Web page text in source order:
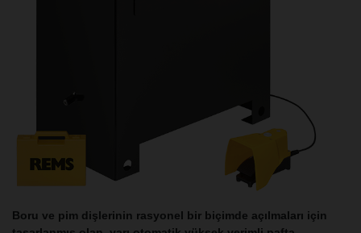
Boru ve pim dişlerinin rasyonel bir biçimde açılmaları için